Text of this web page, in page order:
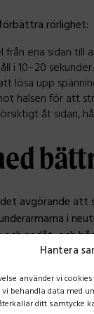
Hantera
använder vi
behandla data med
ditt samtycke
rörlighet:
från ena sidan
i 10–20
lösa upp
halsen för att
åt sidan,
avgörande
i
nedåt, och
klokt att ta
Genom
smärta och